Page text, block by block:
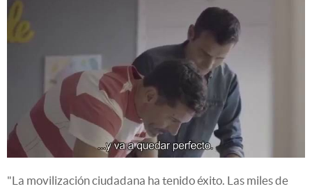
"La movilización ciudadana ha tenido éxito. Las miles de